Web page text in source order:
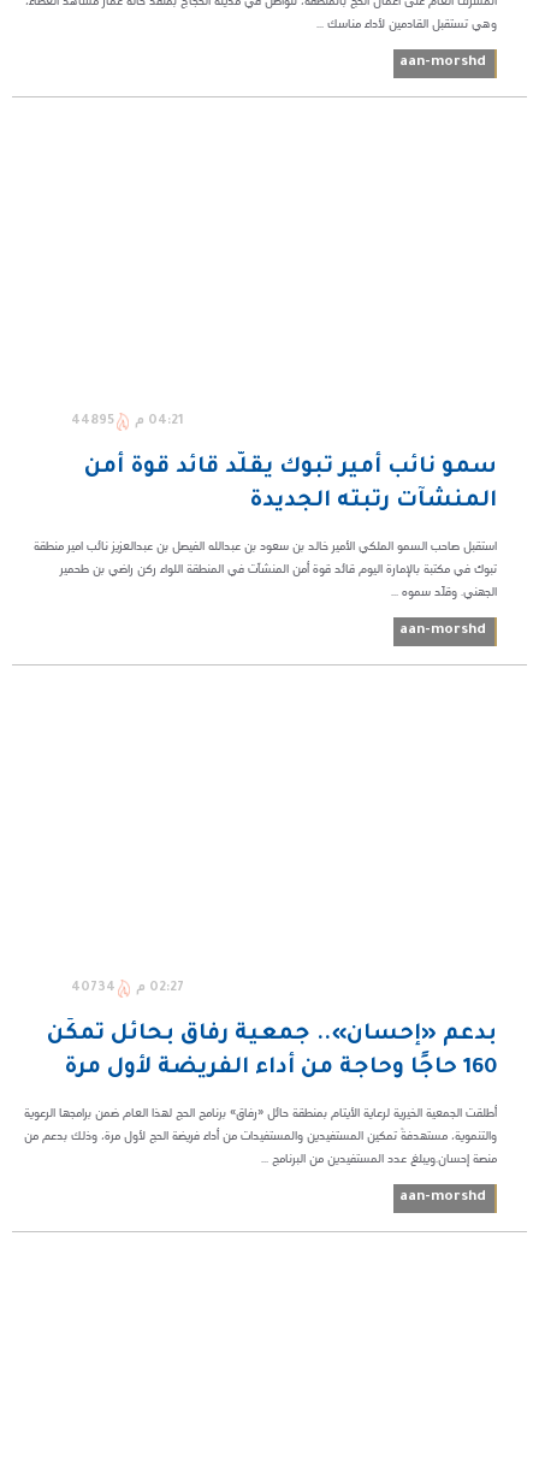
وهي تستقبل القادمين لأداء مناسك ...
aan-morshd
04:21 م 44895
سمو نائب أمير تبوك يقلّد قائد قوة أمن
المنشآت رتبته الجديدة
استقبل صاحب السمو الملكي الأمير خالد بن سعود بن عبدالله الفيصل بن عبدالعزيز نائب امير منطقة
تبوك في مكتبة بالإمارة اليوم قائد قوة أمن المنشآت في المنطقة اللواء ركن راضي بن طحمير
الجهني. وقلّد سموه ...
aan-morshd
02:27 م 40734
بدعم «إحسان».. جمعية رفاق بحائل تمكّن
160 حاجًا وحاجة من أداء الفريضة لأول مرة
أطلقت الجمعية الخيرية لرعاية الأيتام بمنطقة حائل «رفاق» برنامج الحج لهذا العام ضمن برامجها الرعوية
والتنموية، مستهدفةً تمكين المستفيدين والمستفيدات من أداء فريضة الحج لأول مرة، وذلك بدعم من
منصة إحسان.ويبلغ عدد المستفيدين من البرنامج ...
aan-morshd